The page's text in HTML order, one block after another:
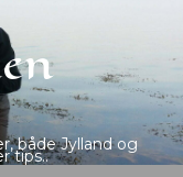
både Jylland og
tips..